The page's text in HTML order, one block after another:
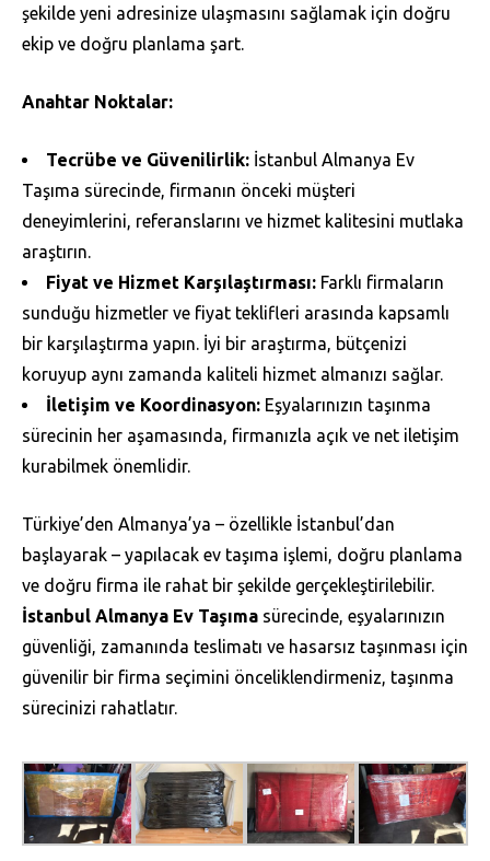
şekilde yeni adresinize ulaşmasını sağlamak için doğru
ekip ve doğru planlama şart.
Anahtar Noktalar:
Tecrübe ve Güvenilirlik: İstanbul Almanya Ev
Taşıma sürecinde, firmanın önceki müşteri
deneyimlerini, referanslarını ve hizmet kalitesini mutlaka
araştırın.
Fiyat ve Hizmet Karşılaştırması: Farklı firmaların
sunduğu hizmetler ve fiyat teklifleri arasında kapsamlı
bir karşılaştırma yapın. İyi bir araştırma, bütçenizi
koruyup aynı zamanda kaliteli hizmet almanızı sağlar.
İletişim ve Koordinasyon: Eşyalarınızın taşınma
sürecinin her aşamasında, firmanızla açık ve net iletişim
kurabilmek önemlidir.
Türkiye’den Almanya’ya – özellikle İstanbul’dan
başlayarak – yapılacak ev taşıma işlemi, doğru planlama
ve doğru firma ile rahat bir şekilde gerçekleştirilebilir.
İstanbul Almanya Ev Taşıma sürecinde, eşyalarınızın
güvenliği, zamanında teslimatı ve hasarsız taşınması için
güvenilir bir firma seçimini önceliklendirmeniz, taşınma
sürecinizi rahatlatır.